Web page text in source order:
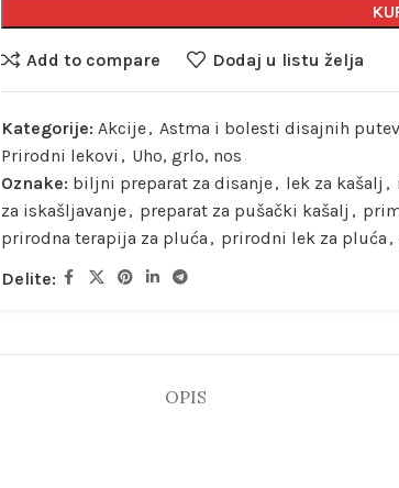
Add to compare Dodaj u listu želja
Kategorije: Akcije, Astma i bolesti disajnih
Prirodni lekovi , Uho, grlo, nos
Oznake: biljni preparat za disanje, lek za kašalj ,
za iskašljavanje, preparat za pušački kašalj ,
prirodna terapija za pluća , prirodni lek za pluća ,
Delite:
OPIS